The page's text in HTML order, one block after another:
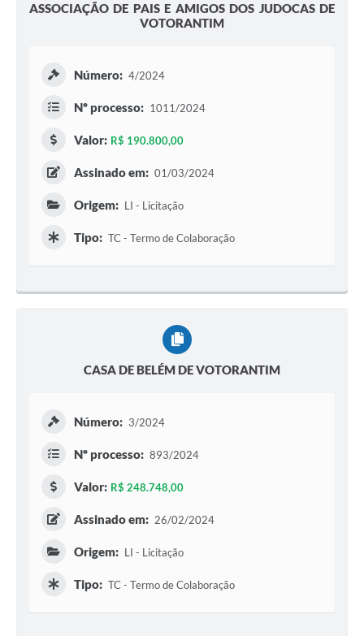
ASSOCIAÇÃO DE PAIS E AMIGOS DOS JUDOCAS DE
VOTORANTIM
Número: 4/2024
Nº processo: 1011/2024
Valor: R$ 190.800,00
Assinado em: 01/03/2024
Origem: LI - Licitação
Tipo: TC - Termo de Colaboração
CASA DE BELÉM DE VOTORANTIM
Número: 3/2024
Nº processo: 893/2024
Valor: R$ 248.748,00
Assinado em: 26/02/2024
Origem: LI - Licitação
Tipo: TC - Termo de Colaboração